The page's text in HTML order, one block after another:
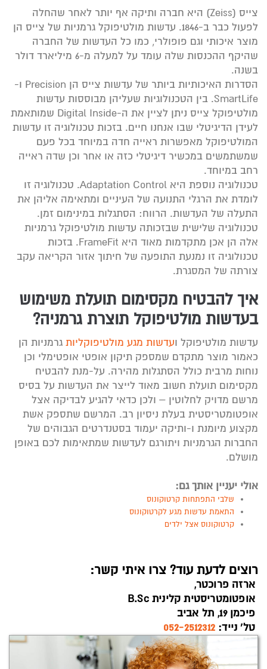
צייס (Zeiss) היא חברה ותיקה אף יותר לאחר שהחלה
לפעול כבר ב-1846. עדשות מולטיפוקל גרמניות של צייס הן
מוצר איכותי וגם פופולרי, כמו כל העדשות של החברה
שהיקף ההכנסות שלה עומד על למעלה מ-6 מיליארד דולר
בשנה.
הסדרות האיכותיות ביותר של עדשות צייס הן Precision ו-
SmartLife. בין הטכנולוגיות שעליהן מבוססות עדשות
מולטיפוקל צייס ניתן לציין את ה-Digital Inside שמותאמת
לעידן הדיגיטלי שבו אנחנו חיים. בזכות טכנולוגיה זו עדשות
המולטיפוקל מאפשרות ראייה חדה במיוחד בכל פעם
שמשתמשים במכשיר דיגיטלי כזה או אחר וכן שדה ראייה
רחב במיוחד.
טכנולוגיה נוספת היא Adaptation Control. טכנולוגיה זו
לומדת את הרגלי התנועה של העיניים ומתאימה אליהן את
התעלה של העדשות. הרווח: הסתגלות במינימום זמן.
טכנולוגיה שלישית שבזכותה עדשות מולטיפוקל גרמניות
אלה הן אכן מתקדמות מאוד היא FrameFit. בזכות
טכנולוגיה זו נמנעת התופעה של חיתוך אזור הקריאה עקב
צורתה של המסגרת.
איך להבטיח מקסימום תועלת משימוש
בעדשות מולטיפוקל תוצרת גרמניה?
עדשות מולטיפוקל ועדשות מגע מולטיפוקליות גרמניות הן
כאמור מוצר מתקדם שמספק תיקון אופטי אופטימלי וכן
נוחות מרבית כולל הסתגלות מהירה. על-מנת להבטיח
מקסימום תועלת חשוב מאוד לייצר את העדשות על בסיס
מרשם מדויק לחלוטין – ולכן כדאי להגיע לבדיקה אצל
אופטומטריסטית בעלת ניסיון רב. המרשם שתספק אשת
מקצוע מיומנת ו-ותיקה יעמוד בסטנדרטים הגבוהים של
החברות הגרמניות ויתורגם לעדשות שמתאימות לכם באופן
מושלם.
אולי יעניין אותך גם:
שלבי התפתחות קרטוקונוס
התאמת עדשות מגע לקרטוקונוס
קרטוקונוס אצל ילדים
רוצים לדעת עוד? צרו איתי קשר:
ארזה פרוכטר,
אופטומטריסטית קלינית B.Sc
פיכמן 19, תל אביב
טל’ נייד: 052-2512312